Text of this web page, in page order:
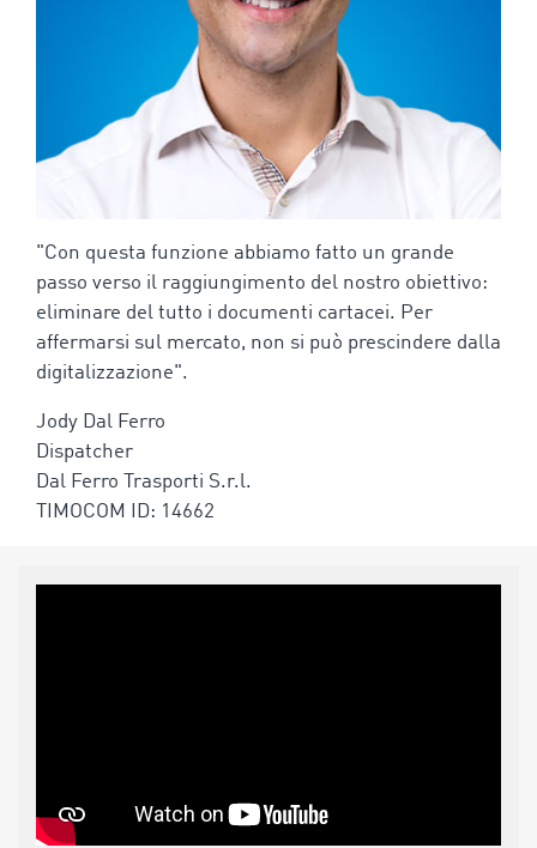
"Con questa funzione abbiamo fatto un grande
passo verso il raggiungimento del nostro obiettivo:
eliminare del tutto i documenti cartacei. Per
affermarsi sul mercato, non si può prescindere dalla
digitalizzazione".
Jody Dal Ferro
Dispatcher
Dal Ferro Trasporti S.r.l.
TIMOCOM ID: 14662